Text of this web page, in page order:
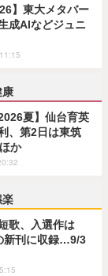
】東大メタバー
成AIなどジュニ
康
夏】仙台育英
、第2日は東筑
か
楽
歌、入選作は
新刊に収録…9/3